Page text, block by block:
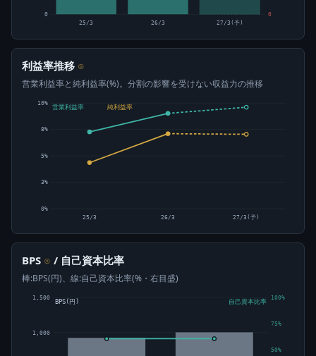
0 0
25/3 26/3 27/3(予)
利益率推移 ⊙
営業利益率と純利益率(%)。分割の影響を受けない収益力の推移
0%
3%
5%
8%
10%
営業利益率 純利益率
25/3 26/3 27/3(予)
BPS ⊙ / 自己資本比率
棒:BPS(円)、線:自己資本比率(%・右目盛)
1,000
1,500
50%
75%
100%
BPS(円) 自己資本比率